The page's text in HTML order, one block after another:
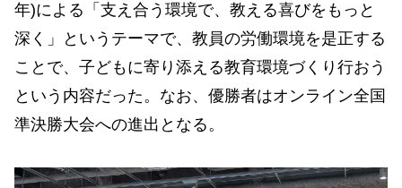
年)による「支え合う環境で、教える喜びをもっと
深く」というテーマで、教員の労働環境を是正する
ことで、子どもに寄り添える教育環境づくり行おう
という内容だった。なお、優勝者はオンライン全国
準決勝大会への進出となる。